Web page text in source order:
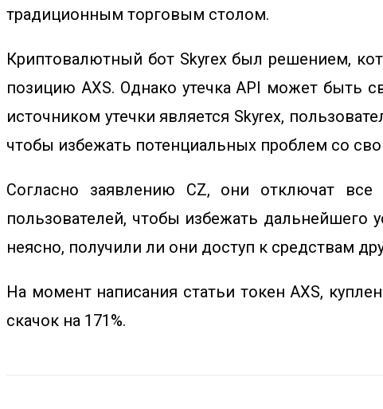
традиционным торговым столом.
Криптовалютный бот Skyrex был решением,
позицию AXS. Однако утечка API может быть
источником утечки является Skyrex,
чтобы избежать потенциальных проблем со
Согласно заявлению CZ, они отключат
пользователей, чтобы избежать дальнейшего
неясно, получили ли они доступ к средствам
На момент написания статьи токен AXS,
скачок на 171%.